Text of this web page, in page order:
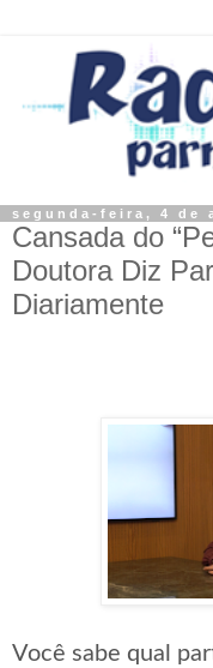
segunda-feira, 4 de
Cansada do
Doutora Diz
Diariamente
Você sabe qual